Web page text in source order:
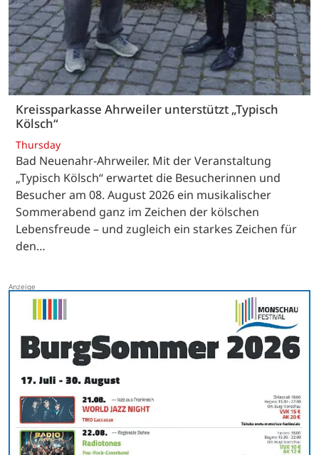
Kreissparkasse Ahrweiler unterstützt „Typisch
Kölsch“
Thursday
Bad Neuenahr-Ahrweiler. Mit der Veranstaltung
„Typisch Kölsch“ erwartet die Besucherinnen und
Besucher am 08. August 2026 ein musikalischer
Sommerabend ganz im Zeichen der kölschen
Lebensfreude – und zugleich ein starkes Zeichen für
den…